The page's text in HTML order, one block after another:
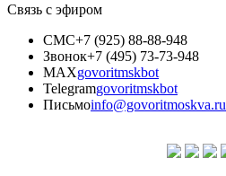
Связь с эфиром
СМС+7 (925) 88-88-948
Звонок+7 (495) 73-73-948
MAXgovoritmskbot
Telegramgovoritmskbot
Письмоinfo@govoritmoskva.ru